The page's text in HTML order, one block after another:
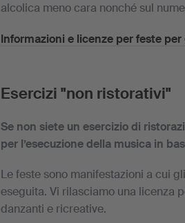
alcolica meno cara nonché sul
Informazioni e licenze per feste
Esercizi "non ristorativi"
Se non siete un esercizio di
per l’esecuzione della musica in
Le feste sono manifestazioni a cui
eseguita. Vi rilasciamo una licenza
danzanti e ricreative.